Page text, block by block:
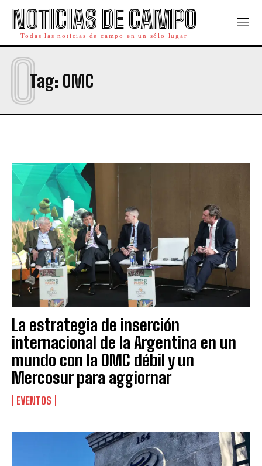
NOTICIAS DE CAMPO
Todas las noticias de campo en un sólo lugar
Tag: OMC
O
La estrategia de inserción
internacional de la Argentina en un
mundo con la OMC débil y un
Mercosur para aggiornar
EVENTOS